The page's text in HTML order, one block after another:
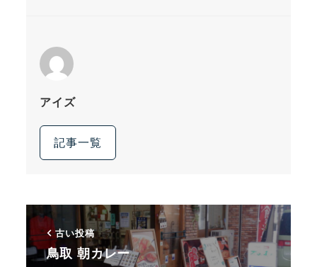
アイズ
記事一覧
古い投稿
鳥取 朝カレー